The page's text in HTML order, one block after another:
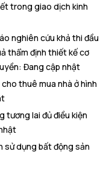
trong giao dịch kinh
nghiên cứu khả thi đầu
thẩm định thiết kế cơ
: Đang cập nhật
thuê mua nhà ở hình
tương lai đủ điều kiện
sử dụng bất động sản